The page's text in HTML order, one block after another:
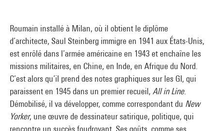
Roumain installé à Milan, où il obtient le diplôme
d’architecte, Saul Steinberg immigre en 1941 aux États-Unis,
est enrôlé dans l’armée américaine en 1943 et enchaîne les
missions militaires, en Chine, en Inde, en Afrique du Nord.
C’est alors qu’il prend des notes graphiques sur les GI, qui
paraissent en 1945 dans un premier recueil, All in Line.
Démobilisé, il va développer, comme correspondant du New
Yorker, une œuvre de dessinateur satirique, politique, qui
rencontre un succès foudroyant. Ses goûts, comme ses